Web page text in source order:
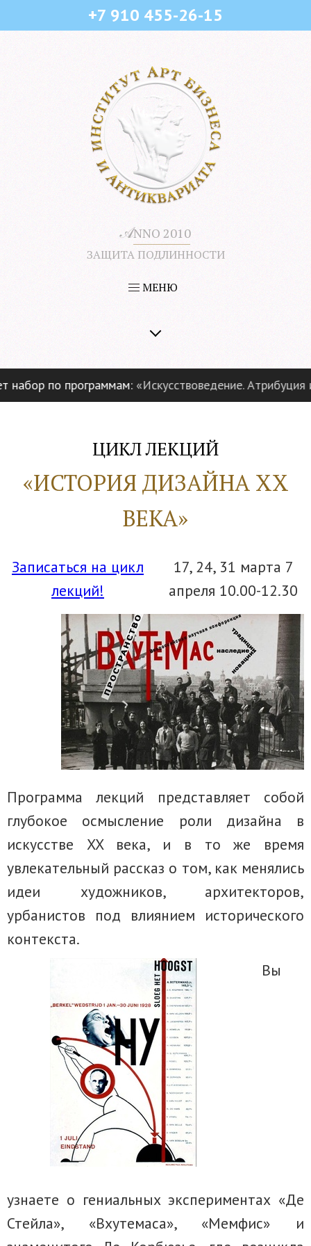
+7 910 455-26-15
𝒜NNO 2010
ЗАЩИТА ПОДЛИННОСТИ
МЕНЮ
по программам:«Искусствоведение. Атрибуция и
ЦИКЛ ЛЕКЦИЙ
«ИСТОРИЯ ДИЗАЙНА XX
ВЕКА»
Записаться на цикл
лекций!
17, 24, 31 марта 7
апреля 10.00-12.30
Программа лекций представляет собой
глубокое осмысление роли дизайна в
искусстве XX века, и в то же время
увлекательный рассказ о том, как менялись
идеи художников, архитекторов,
урбанистов под влиянием исторического
контекста.
Вы
узнаете о гениальных экспериментах «Де
Стейла», «Вхутемаса», «Мемфис» и